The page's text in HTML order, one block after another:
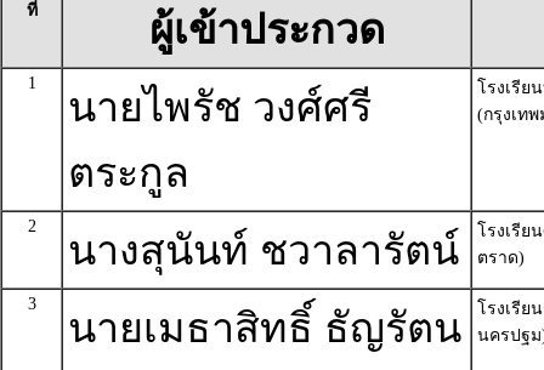
ที่ ผู้เข้าประกวด
1
นายไพรัช วงศ์ศรี
ตระกูล
โรงเรีย
(กรุงเท
2
นางสุนันท์ ชวาลารัตน์
โรงเรี
ตราด)
3
นายเมธาสิทธิ์ ธัญรัตน
โรงเรี
นครปฐม